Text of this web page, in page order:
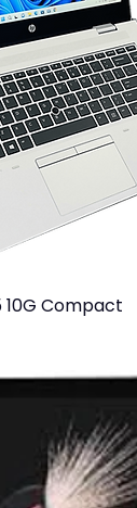
10G Compact